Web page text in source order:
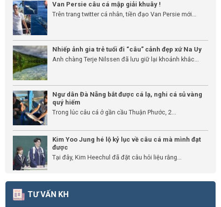
Van Persie câu cá mập giải khuây !
Trên trang twitter cá nhân, tiền đạo Van Persie mới...
Nhiếp ảnh gia trẻ tuổi đi “câu” cảnh đẹp xứ Na Uy
Anh chàng Terje Nilssen đã lưu giữ lại khoảnh khắc...
Ngư dân Đà Nẵng bắt được cá lạ, nghi cá sủ vàng
quý hiếm
Trong lúc câu cá ở gần cầu Thuận Phước, 2...
Kim Yoo Jung hé lộ kỷ lục về câu cá mà mình đạt
được
Tại đây, Kim Heechul đã đặt câu hỏi liệu rằng...
TƯ VẤN KH